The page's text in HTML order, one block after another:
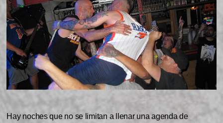
Hay noches que no se limitan a llenar una agenda de